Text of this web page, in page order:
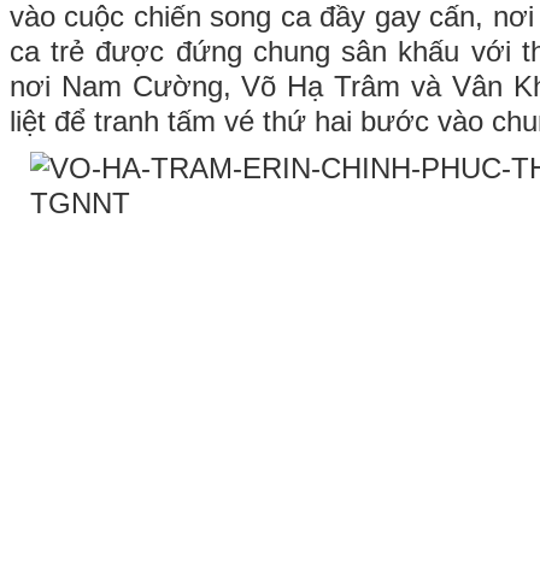
vào cuộc chiến song ca đầy gay cấn,
ca trẻ được đứng chung sân khấu với
nơi Nam Cường, Võ Hạ Trâm và Vân
liệt để tranh tấm vé thứ hai bước vào